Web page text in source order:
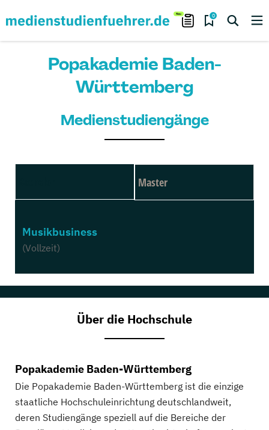
0
Popakademie Baden-
Württemberg
Medienstudiengänge
Master
Musikbusiness
(Vollzeit)
Über die Hochschule
Popakademie Baden-Württemberg
Die Popakademie Baden-Württemberg ist die einzige
staatliche Hochschuleinrichtung deutschlandweit,
deren Studiengänge speziell auf die Bereiche der